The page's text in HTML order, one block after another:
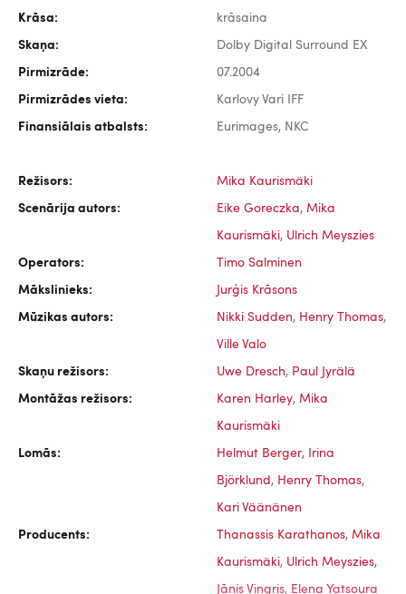
Krāsa: krāsaina
Skaņa: Dolby Digital Surround EX
Pirmizrāde: 07.2004
Pirmizrādes vieta: Karlovy Vari IFF
Finansiālais atbalsts: Eurimages, NKC
Režisors: Mika Kaurismäki
Scenārija autors: Eike Goreczka, Mika
Kaurismäki, Ulrich Meyszies
Operators: Timo Salminen
Mākslinieks: Jurģis Krāsons
Mūzikas autors: Nikki Sudden, Henry Thomas,
Ville Valo
Skaņu režisors: Uwe Dresch, Paul Jyrälä
Montāžas režisors: Karen Harley, Mika
Kaurismäki
Lomās: Helmut Berger, Irina
Björklund , Henry Thomas,
Kari Väänänen
Producents: Thanassis Karathanos, Mika
Kaurismäki, Ulrich Meyszies,
Jānis Vingris, Elena Yatsoura